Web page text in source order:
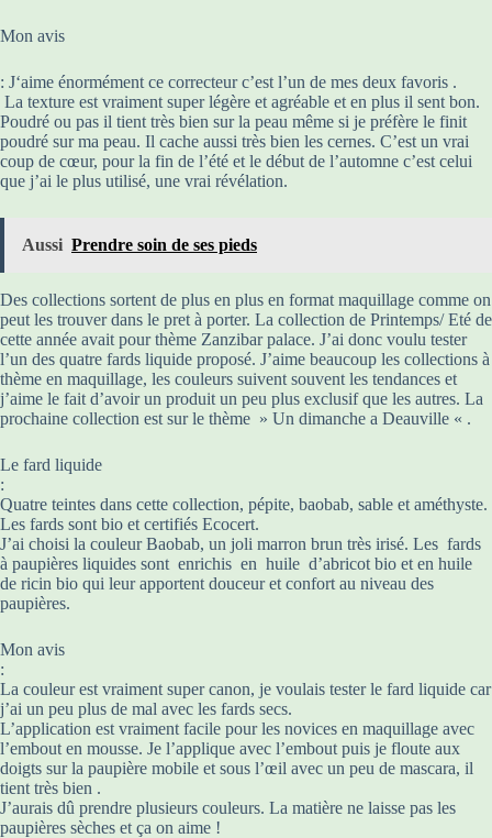
Mon avis
: J‘aime énormément ce correcteur c’est l’un de mes deux favoris .
La texture est vraiment super légère et agréable et en plus il sent bon.
Poudré ou pas il tient très bien sur la peau même si je préfère le finit
poudré sur ma peau. Il cache aussi très bien les cernes. C’est un vrai
coup de cœur, pour la fin de l’été et le début de l’automne c’est celui
que j’ai le plus utilisé, une vrai révélation.
Aussi Prendre soin de ses pieds
Des collections sortent de plus en plus en format maquillage comme on
peut les trouver dans le pret à porter. La collection de Printemps/ Eté de
cette année avait pour thème Zanzibar palace. J’ai donc voulu tester
l’un des quatre fards liquide proposé. J’aime beaucoup les collections à
thème en maquillage, les couleurs suivent souvent les tendances et
j’aime le fait d’avoir un produit un peu plus exclusif que les autres. La
prochaine collection est sur le thème » Un dimanche a Deauville « .
Le fard liquide
:
Quatre teintes dans cette collection, pépite, baobab, sable et améthyste.
Les fards sont bio et certifiés Ecocert.
J’ai choisi la couleur Baobab, un joli marron brun très irisé. Les fards
à paupières liquides sont enrichis en huile d’abricot bio et en huile
de ricin bio qui leur apportent douceur et confort au niveau des
paupières.
Mon avis
:
La couleur est vraiment super canon, je voulais tester le fard liquide car
j’ai un peu plus de mal avec les fards secs.
L’application est vraiment facile pour les novices en maquillage avec
l’embout en mousse. Je l’applique avec l’embout puis je floute aux
doigts sur la paupière mobile et sous l’œil avec un peu de mascara, il
tient très bien .
J’aurais dû prendre plusieurs couleurs. La matière ne laisse pas les
paupières sèches et ça on aime !